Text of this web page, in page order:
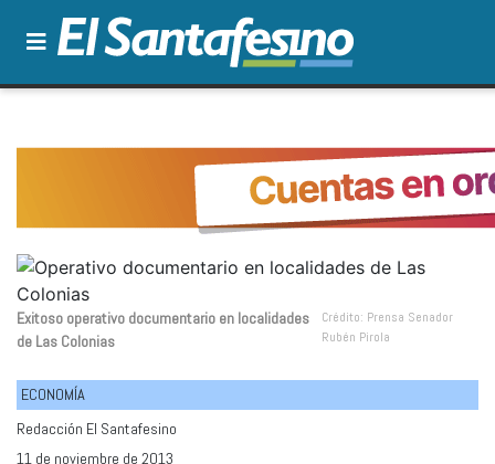
Exitoso operativo documentario en localidades
de Las Colonias
Crédito: Prensa Senador
Rubén Pirola
ECONOMÍA
Redacción El Santafesino
11 de noviembre de 2013